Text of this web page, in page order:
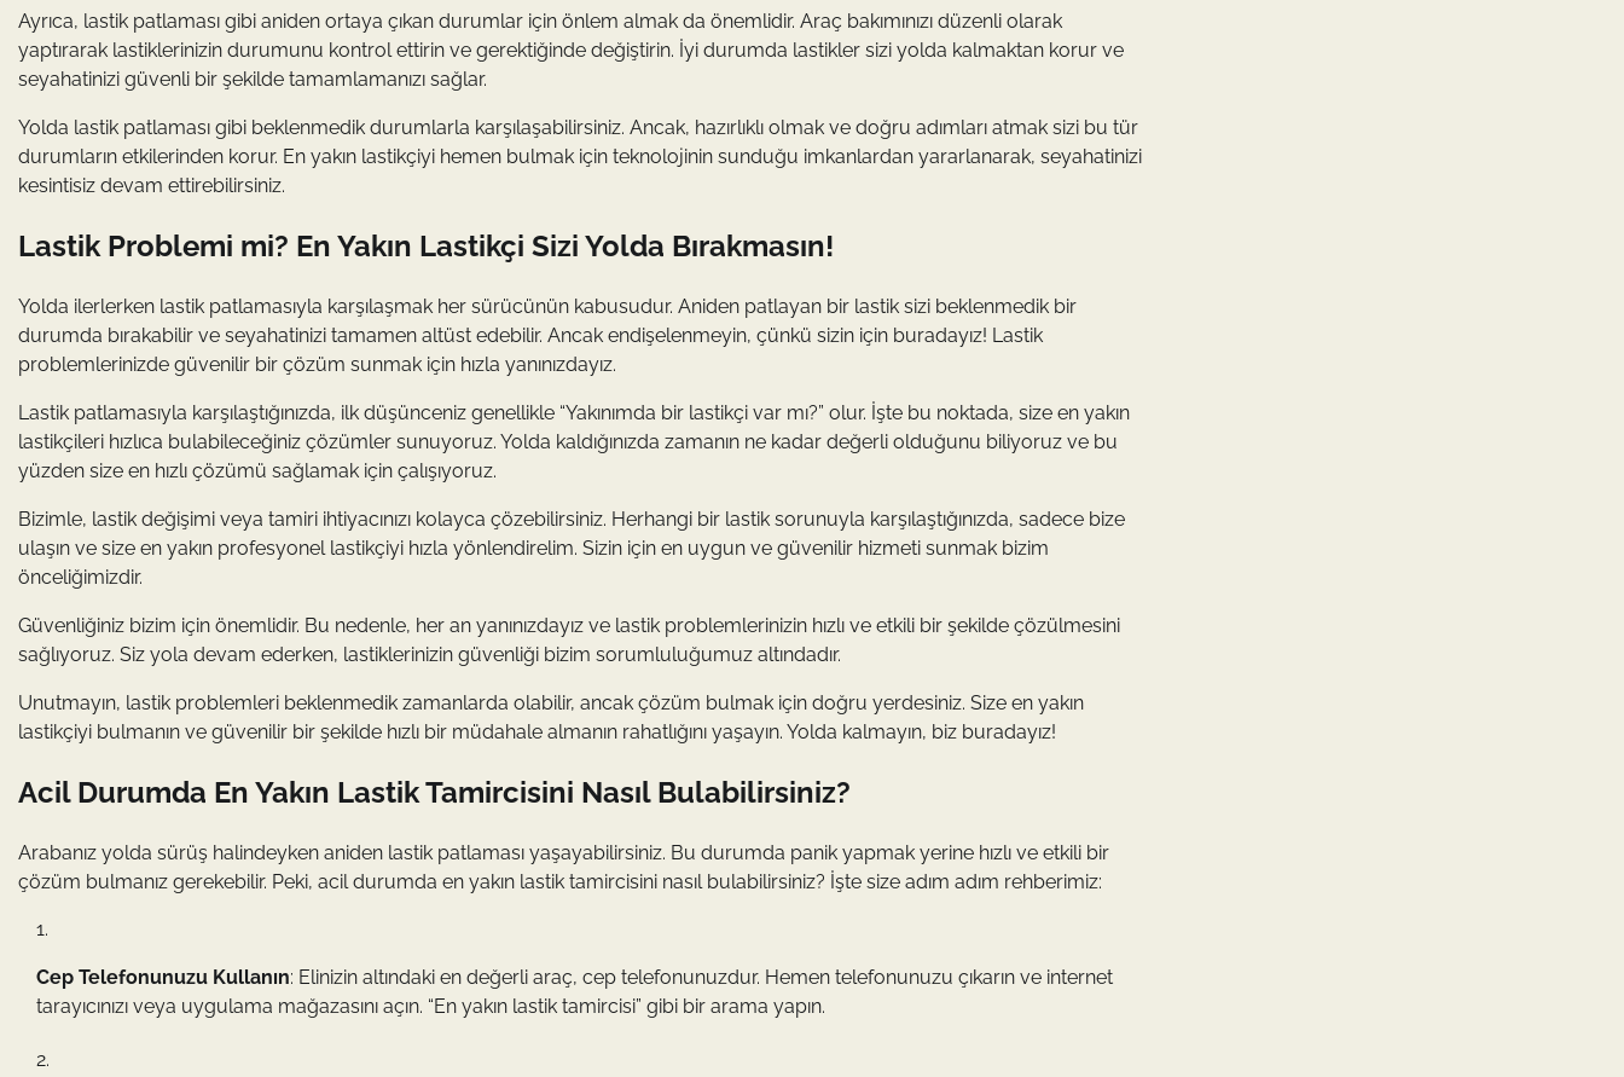
Ayrıca, lastik patlaması gibi aniden ortaya çıkan durumlar için önlem almak da önemlidir. Araç bakımınızı düzenli olarak
yaptırarak lastiklerinizin durumunu kontrol ettirin ve gerektiğinde değiştirin. İyi durumda lastikler sizi yolda kalmaktan korur ve
seyahatinizi güvenli bir şekilde tamamlamanızı sağlar.
Yolda lastik patlaması gibi beklenmedik durumlarla karşılaşabilirsiniz. Ancak, hazırlıklı olmak ve doğru adımları atmak sizi bu tür
durumların etkilerinden korur. En yakın lastikçiyi hemen bulmak için teknolojinin sunduğu imkanlardan yararlanarak, seyahatinizi
kesintisiz devam ettirebilirsiniz.
Lastik Problemi mi? En Yakın Lastikçi Sizi Yolda Bırakmasın!
Yolda ilerlerken lastik patlamasıyla karşılaşmak her sürücünün kabusudur. Aniden patlayan bir lastik sizi beklenmedik bir
durumda bırakabilir ve seyahatinizi tamamen altüst edebilir. Ancak endişelenmeyin, çünkü sizin için buradayız! Lastik
problemlerinizde güvenilir bir çözüm sunmak için hızla yanınızdayız.
Lastik patlamasıyla karşılaştığınızda, ilk düşünceniz genellikle “Yakınımda bir lastikçi var mı?” olur. İşte bu noktada, size en yakın
lastikçileri hızlıca bulabileceğiniz çözümler sunuyoruz. Yolda kaldığınızda zamanın ne kadar değerli olduğunu biliyoruz ve bu
yüzden size en hızlı çözümü sağlamak için çalışıyoruz.
Bizimle, lastik değişimi veya tamiri ihtiyacınızı kolayca çözebilirsiniz. Herhangi bir lastik sorunuyla karşılaştığınızda, sadece bize
ulaşın ve size en yakın profesyonel lastikçiyi hızla yönlendirelim. Sizin için en uygun ve güvenilir hizmeti sunmak bizim
önceliğimizdir.
Güvenliğiniz bizim için önemlidir. Bu nedenle, her an yanınızdayız ve lastik problemlerinizin hızlı ve etkili bir şekilde çözülmesini
sağlıyoruz. Siz yola devam ederken, lastiklerinizin güvenliği bizim sorumluluğumuz altındadır.
Unutmayın, lastik problemleri beklenmedik zamanlarda olabilir, ancak çözüm bulmak için doğru yerdesiniz. Size en yakın
lastikçiyi bulmanın ve güvenilir bir şekilde hızlı bir müdahale almanın rahatlığını yaşayın. Yolda kalmayın, biz buradayız!
Acil Durumda En Yakın Lastik Tamircisini Nasıl Bulabilirsiniz?
Arabanız yolda sürüş halindeyken aniden lastik patlaması yaşayabilirsiniz. Bu durumda panik yapmak yerine hızlı ve etkili bir
çözüm bulmanız gerekebilir. Peki, acil durumda en yakın lastik tamircisini nasıl bulabilirsiniz? İşte size adım adım rehberimiz:
Cep Telefonunuzu Kullanın: Elinizin altındaki en değerli araç, cep telefonunuzdur. Hemen telefonunuzu çıkarın ve internet
tarayıcınızı veya uygulama mağazasını açın. “En yakın lastik tamircisi” gibi bir arama yapın.